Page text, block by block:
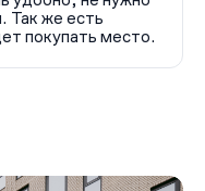
Так же есть
покупать место.